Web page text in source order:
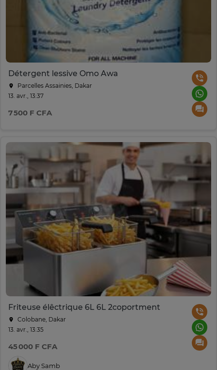
Détergent lessive Omo Awa
Parcelles Assainies, Dakar
13. avr., 13:37
7 500 F CFA
Friteuse élêctrique 6L 6L 2coportment
Colobane, Dakar
13. avr., 13:35
45 000 F CFA
Aby Samb